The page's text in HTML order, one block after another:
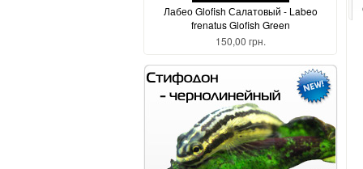
Лабео Glofish Салатовый - Labeo
frenatus Glofish Green
150,00 грн.